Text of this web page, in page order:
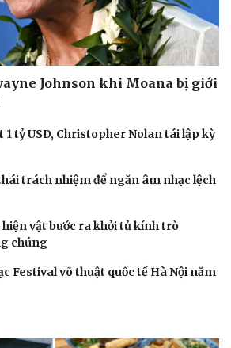
Johnson khi Moana bị giới
1 tỷ USD, Christopher Nolan tái lập kỳ
trách nhiệm để ngăn âm nhạc lệch
vật bước ra khỏi tủ kính trò
chúng
Festival võ thuật quốc tế Hà Nội năm